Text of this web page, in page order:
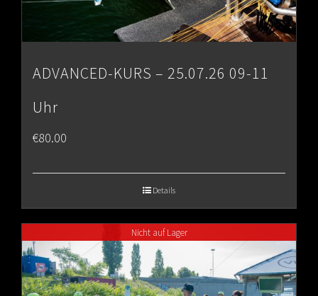
ADVANCED-KURS – 25.07.26 09-11
Uhr
€80.00
Details
Nicht auf Lager